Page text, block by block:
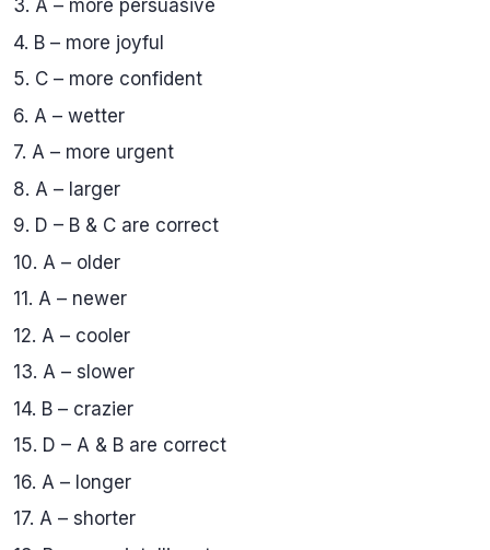
3. A – more persuasive
4. B – more joyful
5. C – more confident
6. A – wetter
7. A – more urgent
8. A – larger
9. D – B & C are correct
10. A – older
11. A – newer
12. A – cooler
13. A – slower
14. B – crazier
15. D – A & B are correct
16. A – longer
17. A – shorter